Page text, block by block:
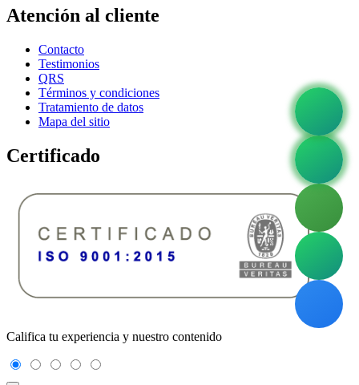
Atención al cliente
Contacto
Testimonios
QRS
Términos y condiciones
Tratamiento de datos
Mapa del sitio
Certificado
Califica tu experiencia y nuestro contenido